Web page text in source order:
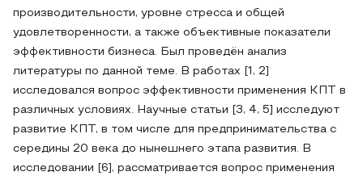
производительности, уровне стресса и общей
удовлетворенности, а также объективные показатели
эффективности бизнеса. Был проведён анализ
литературы по данной теме. В работах [1, 2]
исследовался вопрос эффективности применения КПТ в
различных условиях. Научные статьи [3, 4, 5] исследуют
развитие КПТ, в том числе для предпринимательства с
середины 20 века до нынешнего этапа развития. В
исследовании [6], рассматривается вопрос применения